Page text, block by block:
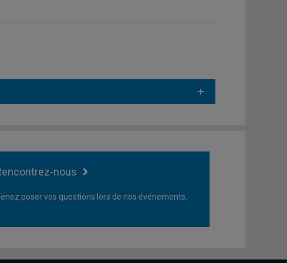
nous
poser vos questions lors de nos événements.